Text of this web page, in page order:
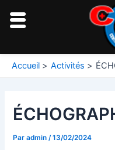
Accueil Activités
Paradmin /13/02/2024
Navigation